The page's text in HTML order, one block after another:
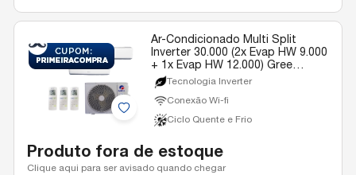
Ar-Condicionado Multi Split
Inverter 30.000 (2x Evap HW 9.000
+ 1x Evap HW 12.000) Gree
Quente/Frio R-32 220v
Tecnologia Inverter
Conexão Wi-fi
Ciclo Quente e Frio
Produto fora de estoque
Clique aqui para ser avisado quando chegar